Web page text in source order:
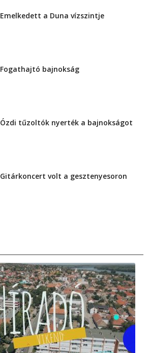
Emelkedett a Duna vízszintje
Fogathajtó bajnokság
Ózdi tűzoltók nyerték a bajnokságot
Gitárkoncert volt a gesztenyesoron